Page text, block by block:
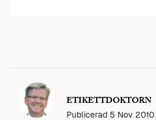
ETIKETTDOKTORN
Publicerad 5 Nov 2010